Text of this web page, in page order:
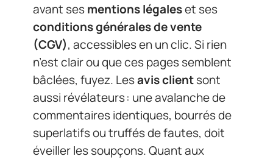
avant sesmentions légaleset ses
conditions générales de vente
(CGV), accessibles en un clic. Si rien
n’est clair ou que ces pages semblent
bâclées, fuyez. Lesavis clientsont
aussi révélateurs : une avalanche de
commentaires identiques, bourrés de
superlatifs ou truffés de fautes, doit
éveiller les soupçons. Quant aux